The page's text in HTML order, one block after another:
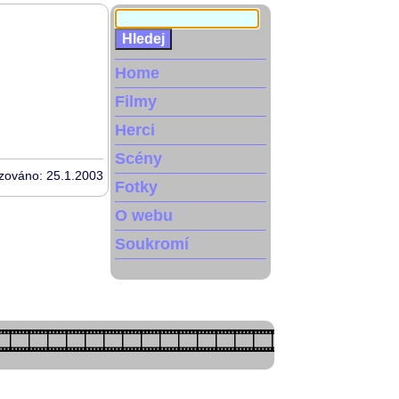
25.1.2003
Home
Filmy
Herci
Scény
Fotky
O webu
Soukromí